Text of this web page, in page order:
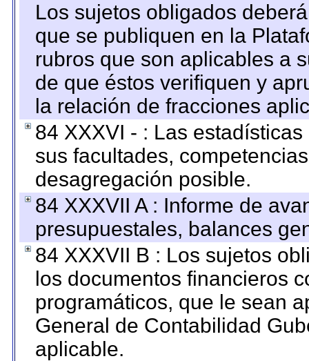
Los sujetos obligados
que se publiquen en la
rubros que son aplicables a
de que éstos verifiquen y
la relación de fracciones
84 XXXVI - : Las
sus facultades,
desagregación posible.
84 XXXVII A : Informe de
presupuestales, balances
84 XXXVII B : Los sujetos
los documentos financieros
programáticos, que le sean
General de Contabilidad
aplicable.